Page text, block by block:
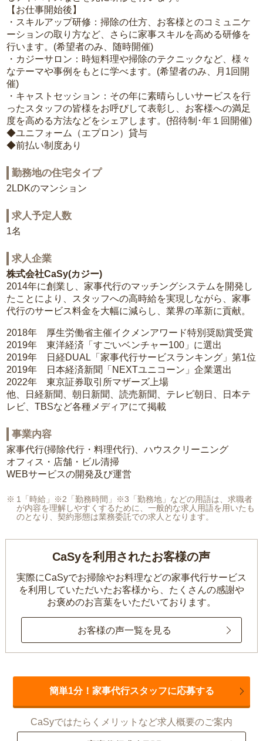
【お仕事開始後】
・スキルアップ研修：掃除の仕方、お客様とのコミュニケ
ーションの取り方など、さらに家事スキルを高める研修を
行います。(希望者のみ、随時開催)
・カジーサロン：時短料理や掃除のテクニックなど、様々
なテーマや事例をもとに学べます。(希望者のみ、月1回開
催)
・キャストセッション：その年に素晴らしいサービスを行
ったスタッフの皆様をお呼びして表彰し、お客様への満足
度を高める方法などをシェアします。(招待制･年１回開催)
◆ユニフォーム（エプロン）貸与
◆前払い制度あり
勤務地の住宅タイプ
2LDKのマンション
求人予定人数
1名
求人企業
株式会社CaSy(カジー)
2014年に創業し、家事代行のマッチングシステムを開発し
たことにより、スタッフへの高時給を実現しながら、家事
代行のサービス料金を大幅に減らし、業界の革新に貢献。
2018年 厚生労働省主催イクメンアワード特別奨励賞受賞
2019年 東洋経済「すごいベンチャー100」に選出
2019年 日経DUAL「家事代行サービスランキング」第1位
2019年 日本経済新聞「NEXTユニコーン」企業選出
2022年 東京証券取引所マザーズ上場
他、日経新聞、朝日新聞、読売新聞、テレビ朝日、日本テ
レビ、TBSなど各種メディアにて掲載
事業内容
家事代行(掃除代行・料理代行)、ハウスクリーニング
オフィス・店舗・ビル清掃
WEBサービスの開発及び運営
1「時給」※2「勤務時間」※3「勤務地」などの用語は、求職者
が内容を理解しやすくするために、一般的な求人用語を用いたも
のとなり、契約形態は業務委託での求人となります。
CaSyを利用されたお客様の声
実際にCaSyでお掃除やお料理などの家事代行サービス
を利用していただいたお客様から、 たくさんの感謝や
お褒めのお言葉をいただいております。
お客様の声一覧を見る
簡単1分！家事代行スタッフに応募する
CaSyではたらくメリットなど求人概要のご案内